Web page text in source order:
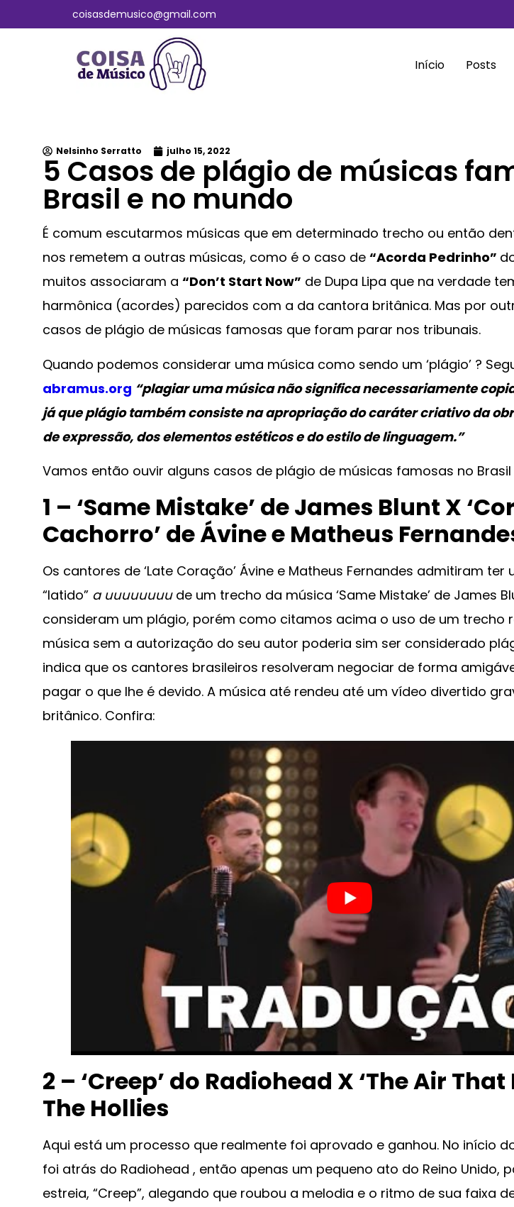
coisasdemusico@gmail.com
Início Posts
Nelsinho Serratto julho 15, 2022
5 Casos de plágio de músicas
Brasil e no mundo
É comum escutarmos músicas que em determinado trecho ou então
nos remetem a outras músicas, como é o caso de “Acorda Pedrinho”
muitos associaram a “Don’t Start Now” de Dupa Lipa que na verdade
harmônica (acordes) parecidos com a da cantora britânica. Mas por
casos de plágio de músicas famosas que foram parar nos tribunais.
Quando podemos considerar uma música como sendo um ‘plágio’ ?
abramus.org “plagiar uma música não significa necessariamente
já que plágio também consiste na apropriação do caráter criativo da
de expressão, dos elementos estéticos e do estilo de linguagem.”
Vamos então ouvir alguns casos de plágio de músicas famosas no
1 – ‘Same Mistake’ de James Blunt X
Cachorro’ de Ávine e Matheus
Os cantores de ‘Late Coração’ Ávine e Matheus Fernandes admitiram
“latido” a uuuuuuuude um trecho da música ‘Same Mistake’ de James
consideram um plágio, porém como citamos acima o uso de um trecho
música sem a autorização do seu autor poderia sim ser considerado
indica que os cantores brasileiros resolveram negociar de forma
pagar o que lhe é devido. A música até rendeu até um vídeo divertido
britânico. Confira:
2 – ‘Creep’ do Radiohead X ‘The Air
The Hollies
Aqui está um processo que realmente foi aprovado e ganhou. No início
foi atrás do Radiohead , então apenas um pequeno ato do Reino Unido,
estreia, “Creep”, alegando que roubou a melodia e o ritmo de sua faixa de